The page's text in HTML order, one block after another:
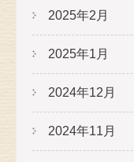
2025年2月
2025年1月
2024年12月
2024年11月